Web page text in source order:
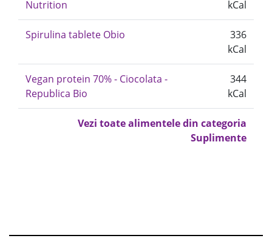
Nutrition
kCal
Spirulina tablete Obio
336
kCal
Vegan protein 70% - Ciocolata -
Republica Bio
344
kCal
Vezi toate alimentele din categoria
Suplimente